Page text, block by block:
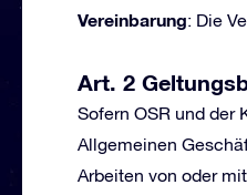
Vereinbarung: Die
Art. 2
Sofern OSR und der
Allgemeinen
Arbeiten von oder